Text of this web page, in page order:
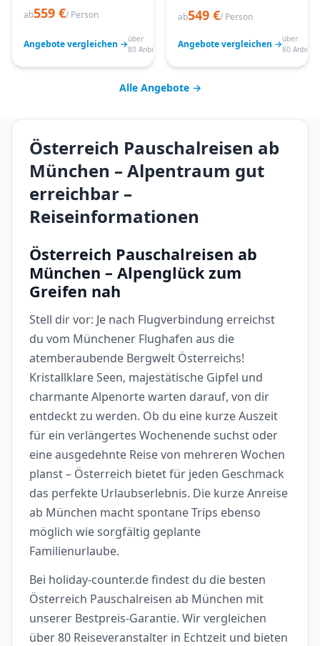
ab559 €/ Person
Angebote vergleichen →über
80 Anbieter
ab549 €/ Person
Angebote vergleichen →über
80
Alle Angebote →
Österreich Pauschalreisen ab
München – Alpentraum gut
erreichbar –
Reiseinformationen
Österreich Pauschalreisen ab
München – Alpenglück zum
Greifen nah
Stell dir vor: Je nach Flugverbindung erreichst
du vom Münchener Flughafen aus die
atemberaubende Bergwelt Österreichs!
Kristallklare Seen, majestätische Gipfel und
charmante Alpenorte warten darauf, von dir
entdeckt zu werden. Ob du eine kurze Auszeit
für ein verlängertes Wochenende suchst oder
eine ausgedehnte Reise von mehreren Wochen
planst – Österreich bietet für jeden Geschmack
das perfekte Urlaubserlebnis. Die kurze Anreise
ab München macht spontane Trips ebenso
möglich wie sorgfältig geplante
Familienurlaube.
Bei holiday-counter.de findest du die besten
Österreich Pauschalreisen ab München mit
unserer Bestpreis-Garantie. Wir vergleichen
über 80 Reiseveranstalter in Echtzeit und bieten